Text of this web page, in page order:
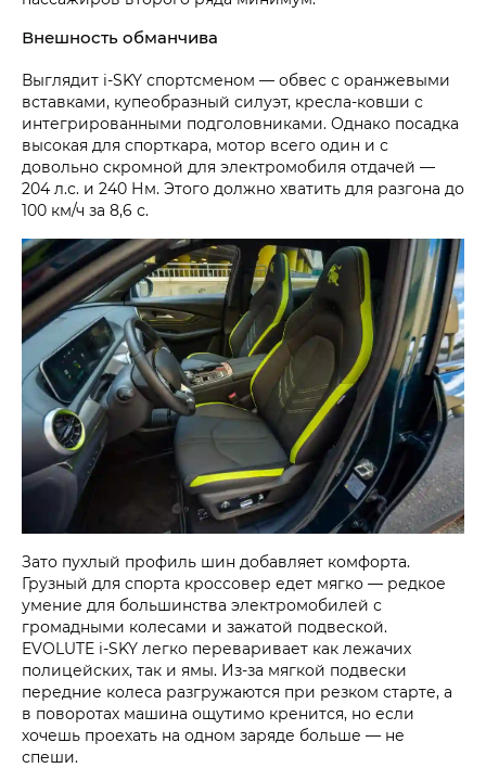
Внешность обманчива
Выглядит i‑SKY спортсменом — обвес с оранжевыми
вставками, купеобразный силуэт, кресла-ковши с
интегрированными подголовниками. Однако посадка
высокая для спорткара, мотор всего один и с
довольно скромной для электромобиля отдачей —
204 л.с. и 240 Нм. Этого должно хватить для разгона до
100 км/ч за 8,6 с.
Зато пухлый профиль шин добавляет комфорта.
Грузный для спорта кроссовер едет мягко — редкое
умение для большинства электромобилей с
громадными колесами и зажатой подвеской.
EVOLUTE i‑SKY легко переваривает как лежачих
полицейских, так и ямы. Из-за мягкой подвески
передние колеса разгружаются при резком старте, а
в поворотах машина ощутимо кренится, но если
хочешь проехать на одном заряде больше — не
спеши.